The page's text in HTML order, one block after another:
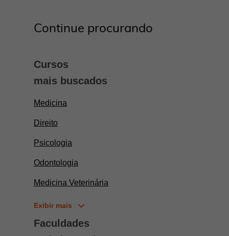
Continue procurando
Cursos
mais buscados
Medicina
Direito
Psicologia
Odontologia
Medicina Veterinária
Exibir mais
Faculdades